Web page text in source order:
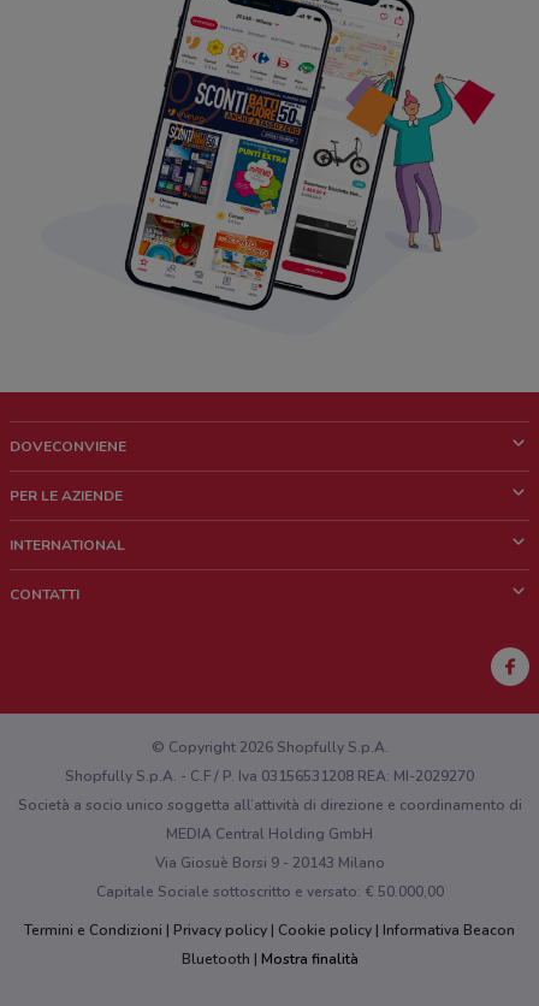
DOVECONVIENE
Chi siamo
Lavora con noi
PER LE AZIENDE
Richieste commerciali e marketing
INTERNATIONAL
CONTATTI
Hai un malfunzionamento sul web o sull'app?
© Copyright 2026 Shopfully S.p.A.
Shopfully S.p.A. - C.F / P. Iva 03156531208 REA: MI-2029270
Società a socio unico soggetta all’attività di direzione e coordinamento di
MEDIA Central Holding GmbH
Via Giosuè Borsi 9 - 20143 Milano
Capitale Sociale sottoscritto e versato: € 50.000,00
Termini e Condizioni
Privacy policy Cookie policy
Informativa Beacon
Bluetooth
Mostra finalità